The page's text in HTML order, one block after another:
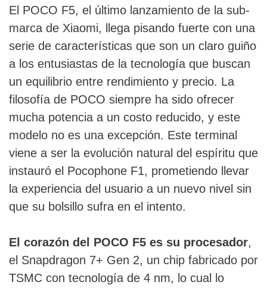
El POCO F5, el último lanzamiento de la sub-
marca de Xiaomi, llega pisando fuerte con una
serie de características que son un claro guiño
a los entusiastas de la tecnología que buscan
un equilibrio entre rendimiento y precio. La
filosofía de POCO siempre ha sido ofrecer
mucha potencia a un costo reducido, y este
modelo no es una excepción. Este terminal
viene a ser la evolución natural del espíritu que
instauró el Pocophone F1, prometiendo llevar
la experiencia del usuario a un nuevo nivel sin
que su bolsillo sufra en el intento.
El corazón del POCO F5 es su procesador,
el Snapdragon 7+ Gen 2, un chip fabricado por
TSMC con tecnología de 4 nm, lo cual lo